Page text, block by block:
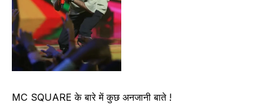
MC SQUARE के बारे में कुछ अनजानी बाते !